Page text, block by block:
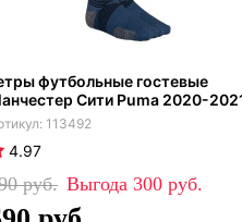
футбольные гостевые
Сити Puma 2020-
113492
4.97
300